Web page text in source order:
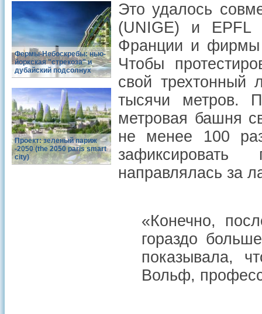
Фермы-Небоскребы: нью-
йоркская "стрекоза" и
дубайский подсолнух
Проект: зеленый париж
-2050 (the 2050 paris smart
city)
Это удалось
(UNIGE) и EPFL
Франции и фирмы
Чтобы
свой трехтонный
тысячи метров.
метровая башня
не менее 100
направлялась за
«Конечно,
гораздо
показывала,
Вольф,